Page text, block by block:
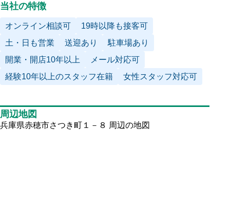
当社の特徴
オンライン相談可
19時以降も接客可
土・日も営業
送迎あり
駐車場あり
開業・開店10年以上
メール対応可
経験10年以上のスタッフ在籍
女性スタッフ対応可
周辺地図
兵庫県赤穂市さつき町１－８ 周辺の地図